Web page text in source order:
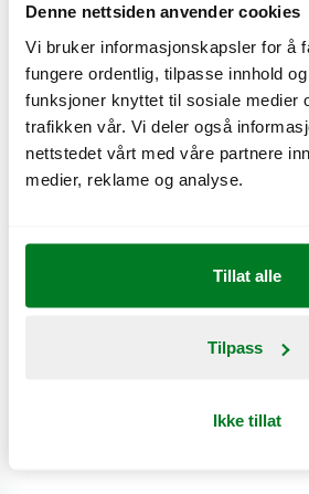
Denne nettsiden anvender cookies
Vi bruker informasjonskapsler for å
fungere ordentlig, tilpasse innhold
funksjoner knyttet til sosiale medier
trafikken vår. Vi deler også
nettstedet vårt med våre partnere
medier, reklame og analyse.
Tillat alle
Tilpass
Ikke tillat
Mellan
CO 2e 0,4 kg
Næringsinnhold
Produktinformasjon